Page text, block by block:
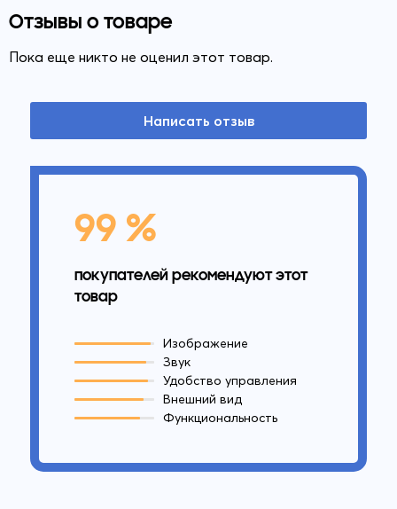
Отзывы о товаре
Пока еще никто не оценил этот товар.
Написать отзыв
99 %
покупателей рекомендуют этот
товар
Изображение
Звук
Удобство управления
Внешний вид
Функциональность